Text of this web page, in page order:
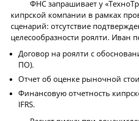
ФНС запрашивает у
кипрской компании в рамках
сценарий: отсутствие
целесообразности роялти. Иван
Договор на роялти с
ПО).
Отчет об оценке рыночной
Финансовую отчетность
IFRS.